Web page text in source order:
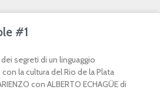
#1
segreti di un linguaggio
la cultura del Rio de la Plata
con ALBERTO ECHAGÜE di